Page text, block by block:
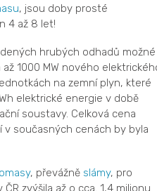
, jsou doby prosté
4 až 8 let!
hrubých odhadů možné
1000 MW nového
na zemní plyn, které
elektrické energie v době
soustavy. Celková cena
současných cenách by byla
, převážně slámy, pro
zvýšila až o cca. 1,4 milionu